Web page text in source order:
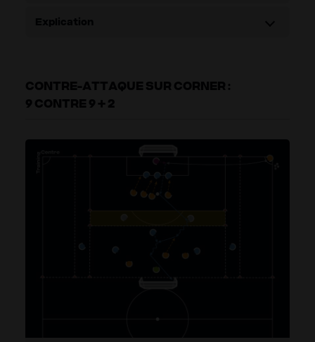
CONTRE-ATTAQUE SUR CORNER :
9 CONTRE 9 + 2